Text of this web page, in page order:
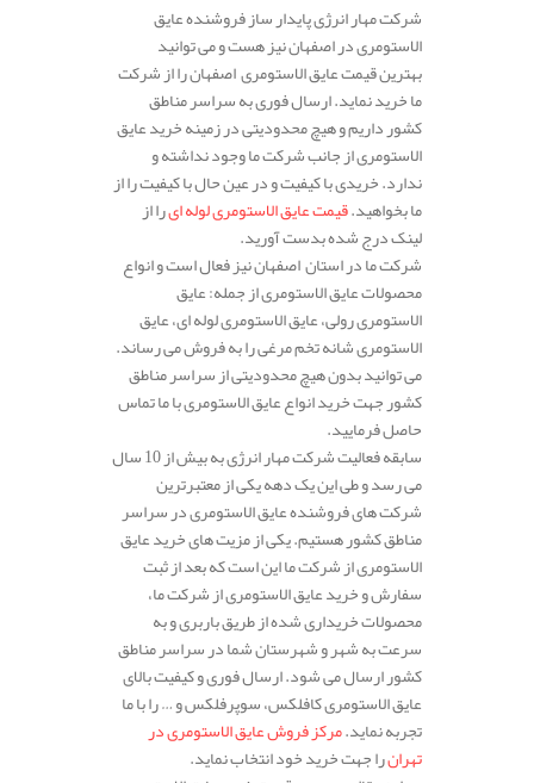
شرکت مهار انرژی پایدار ساز فروشنده عایق
الاستومری در اصفهان نیز هست و می توانید
بهترین قیمت عایق الاستومری اصفهان را از شرکت
ما خرید نماید. ارسال فوری به سراسر مناطق
کشور داریم و هیچ محدودیتی در زمینه خرید عایق
الاستومری از جانب شرکت ما وجود نداشته و
ندارد. خریدی با کیفیت و در عین حال با کیفیت را از
ما بخواهید.قیمت عایق الاستومری لوله ایرا از
لینک درج شده بدست آورید.
شرکت ما در استان اصفهان نیز فعال است و انواع
محصولات عایق الاستومری از جمله: عایق
الاستومری رولی، عایق الاستومری لوله ای، عایق
الاستومری شانه تخم مرغی را به فروش می رساند.
می توانید بدون هیچ محدودیتی از سراسر مناطق
کشور جهت خرید انواع عایق الاستومری با ما تماس
حاصل فرمایید.
سابقه فعالیت شرکت مهار انرژی به بیش از 10 سال
می رسد و طی این یک دهه یکی از معتبرترین
شرکت های فروشنده عایق الاستومری در سراسر
مناطق کشور هستیم. یکی از مزیت های خرید عایق
الاستومری از شرکت ما این است که بعد از ثبت
سفارش و خرید عایق الاستومری از شرکت ما،
محصولات خریداری شده از طریق باربری و به
سرعت به شهر و شهرستان شما در سراسر مناطق
کشور ارسال می شود. ارسال فوری و کیفیت بالای
عایق الاستومری کافلکس، سوپرفلکس و … را با ما
تجربه نماید.مرکز فروش عایق الاستومری در
تهرانرا جهت خرید خود انتخاب نماید.